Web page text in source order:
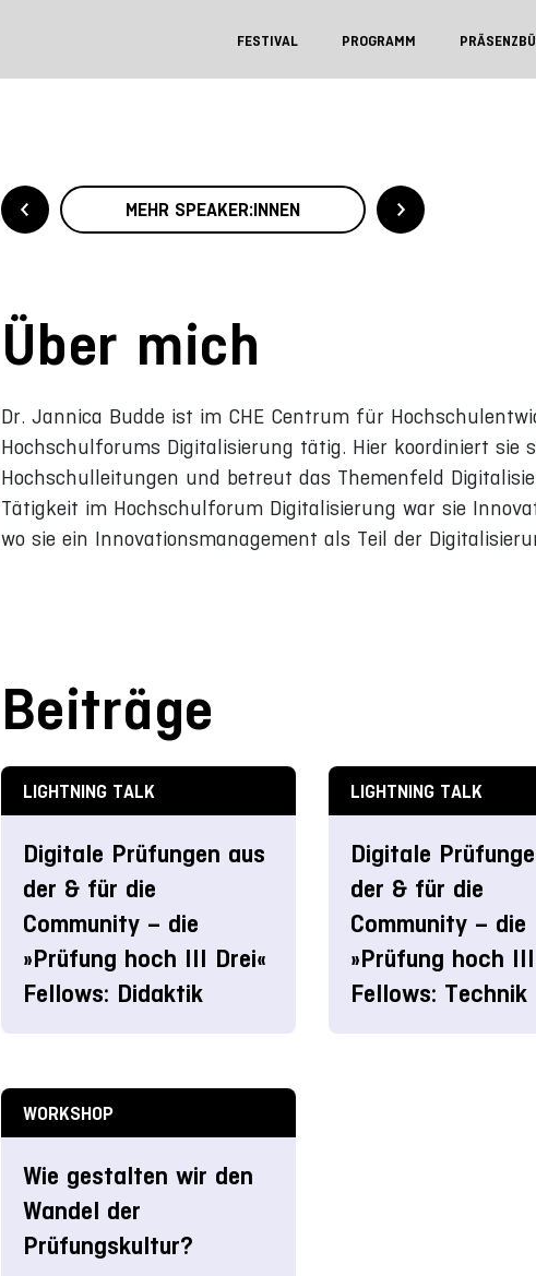
FESTIVAL PROGRAMM
MEHR SPEAKER:INNEN
Über mich
Dr. Jannica Budde ist im CHE Centrum für
Hochschulforums Digitalisierung tätig. Hier koordiniert sie
Hochschulleitungen und betreut das Themenfeld
Tätigkeit im Hochschulforum Digitalisierung war sie
wo sie ein Innovationsmanagement als Teil der
Beiträge
LIGHTNING TALK
Digitale Prüfungen aus
der & für die
Community – die
»Prüfung hoch III Drei«
Fellows: Didaktik
LIGHTNING TALK
Digitale
der & für die
Community – die
»Prüfung hoch
Fellows: Technik
WORKSHOP
Wie gestalten wir den
Wandel der
Prüfungskultur?